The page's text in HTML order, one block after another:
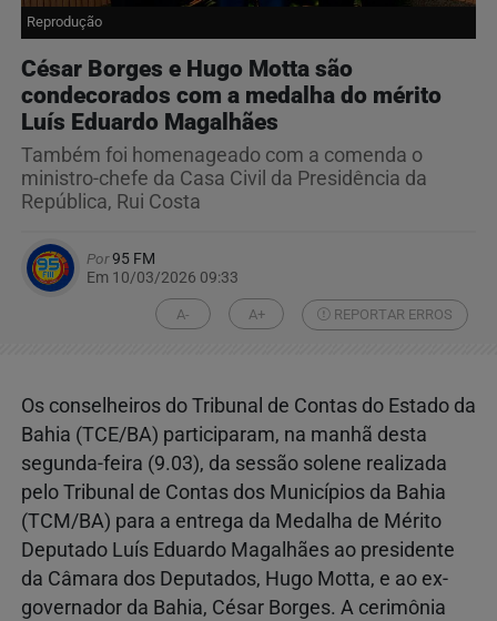
Reprodução
César Borges e Hugo Motta são
condecorados com a medalha do mérito
Luís Eduardo Magalhães
Também foi homenageado com a comenda o
ministro-chefe da Casa Civil da Presidência da
República, Rui Costa
Por95 FM
Em 10/03/2026 09:33
A- A+ REPORTAR ERROS
Os conselheiros do Tribunal de Contas do Estado da
Bahia (TCE/BA) participaram, na manhã desta
segunda-feira (9.03), da sessão solene realizada
pelo Tribunal de Contas dos Municípios da Bahia
(TCM/BA) para a entrega da Medalha de Mérito
Deputado Luís Eduardo Magalhães ao presidente
da Câmara dos Deputados, Hugo Motta, e ao ex-
governador da Bahia, César Borges. A cerimônia